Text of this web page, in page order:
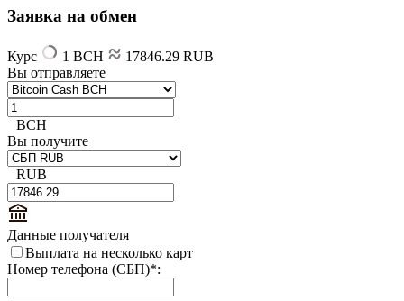
Заявка на обмен
Курс 1 BCH
17846.29 RUB
Вы отправляете
BCH
Вы получите
RUB
Данные получателя
Выплата на несколько карт
Номер телефона (СБП)*: